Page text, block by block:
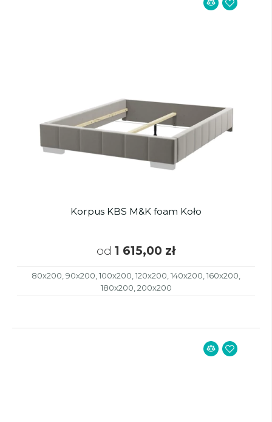
Korpus KBS M&K foam Koło
od 1 615,00 zł
80x200, 90x200, 100x200, 120x200, 140x200, 160x200,
180x200, 200x200